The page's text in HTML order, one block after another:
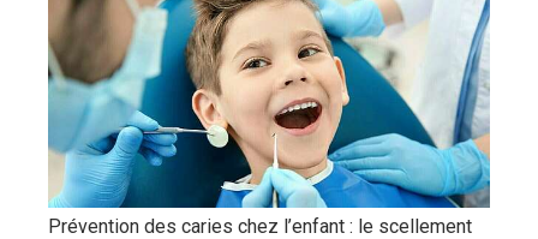
Prévention des caries chez l’enfant : le scellement